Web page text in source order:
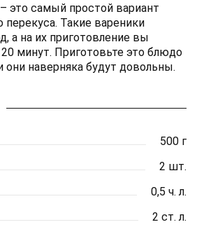
это самый простой вариант
Такие вареники
а на их приготовление вы
минут. Приготовьте это блюдо
они наверняка будут довольны.
500 г
2 шт.
0,5 ч. л.
2 ст. л.